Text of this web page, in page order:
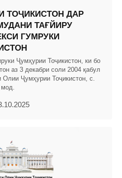
ТОҶИКИСТОН ДАР
ТАҒЙИРУ
ГУМРУКИ
Ҷумҳурии Тоҷикистон, ки бо
аз 3 декабри соли 2004 қабул
Ҷумҳурии Тоҷикистон, с.